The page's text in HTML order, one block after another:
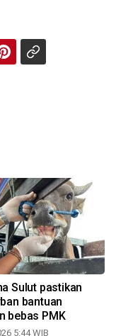
Sulut pastikan
bantuan
bebas PMK
5:44 WIB